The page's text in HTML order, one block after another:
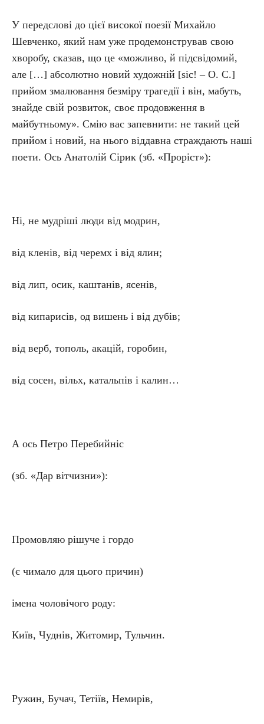
У передслові до цієї високої поезії Михайло
Шевченко, який нам уже продемонстрував свою
хворобу, сказав, що це «можливо, й підсвідомий,
але […] абсолютно новий художній [sic! – О. С.]
прийом змалювання безміру трагедії і він, мабуть,
знайде свій розвиток, своє продовження в
майбутньому». Смію вас запевнити: не такий цей
прийом і новий, на нього віддавна страждають наші
поети. Ось Анатолій Сірик (зб. «Проріст»):
Ні, не мудріші люди від модрин,
від кленів, від черемх і від ялин;
від лип, осик, каштанів, ясенів,
від кипарисів, од вишень і від дубів;
від верб, тополь, акацій, горобин,
від сосен, вільх, катальпів і калин…
А ось Петро Перебийніс
(зб. «Дар вітчизни»):
Промовляю рішуче і гордо
(є чимало для цього причин)
імена чоловічого роду:
Київ, Чуднів, Житомир, Тульчин.
Ружин, Бучач, Тетіїв, Немирів,